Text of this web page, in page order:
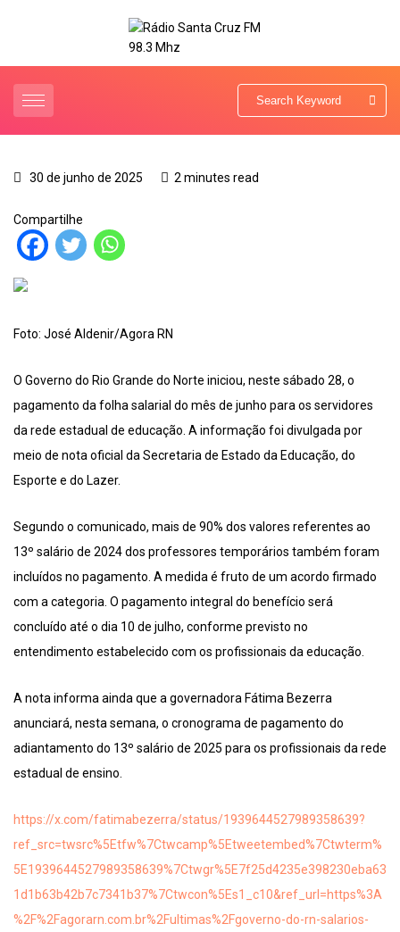
30 de junho de 2025 2 minutes read
Compartilhe
Foto: José Aldenir/Agora RN
O Governo do Rio Grande do Norte iniciou, neste sábado 28, o
pagamento da folha salarial do mês de junho para os servidores
da rede estadual de educação. A informação foi divulgada por
meio de nota oficial da Secretaria de Estado da Educação, do
Esporte e do Lazer.
Segundo o comunicado, mais de 90% dos valores referentes ao
13º salário de 2024 dos professores temporários também foram
incluídos no pagamento. A medida é fruto de um acordo firmado
com a categoria. O pagamento integral do benefício será
concluído até o dia 10 de julho, conforme previsto no
entendimento estabelecido com os profissionais da educação.
A nota informa ainda que a governadora Fátima Bezerra
anunciará, nesta semana, o cronograma de pagamento do
adiantamento do 13º salário de 2025 para os profissionais da rede
estadual de ensino.
https://x.com/fatimabezerra/status/1939644527989358639?
ref_src=twsrc%5Etfw%7Ctwcamp%5Etweetembed%7Ctwterm%
5E1939644527989358639%7Ctwgr%5E7f25d4235e398230eba63
1d1b63b42b7c7341b37%7Ctwcon%5Es1_c10&ref_url=https%3A
%2F%2Fagorarn.com.br%2Fultimas%2Fgoverno-do-rn-salarios-